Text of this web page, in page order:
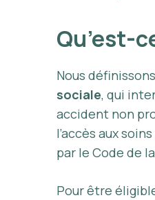
Qu’est-
Nous
sociale, qui
accident non
l’accès aux
par le Code de
Pour être